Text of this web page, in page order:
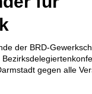
der BRD-
gegen alle